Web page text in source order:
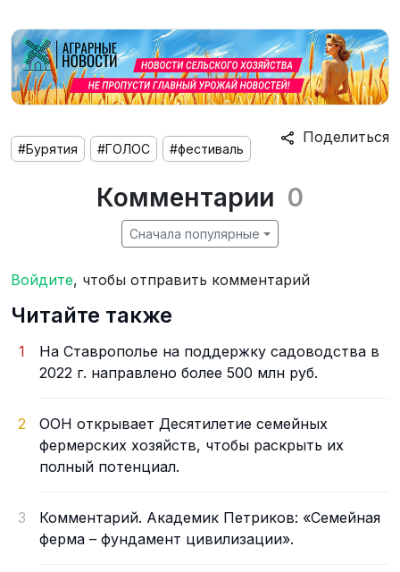
Поделиться
#Бурятия #ГОЛОС #фестиваль
Комментарии 0
Сначала популярные
Войдите, чтобы отправить комментарий
Читайте также
1
На Ставрополье на поддержку садоводства в
2022 г. направлено более 500 млн руб.
2
ООН открывает Десятилетие семейных
фермерских хозяйств, чтобы раскрыть их
полный потенциал.
3
Комментарий. Академик Петриков: «Семейная
ферма – фундамент цивилизации».